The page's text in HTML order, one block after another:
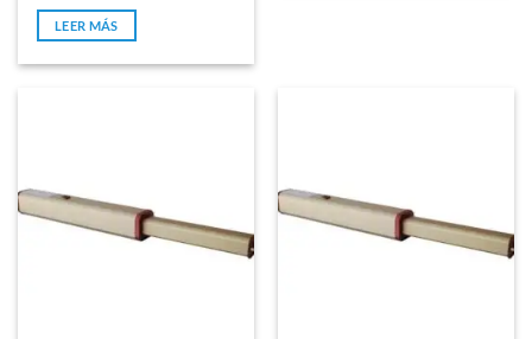
era:
295,00 €.
LEER MÁS